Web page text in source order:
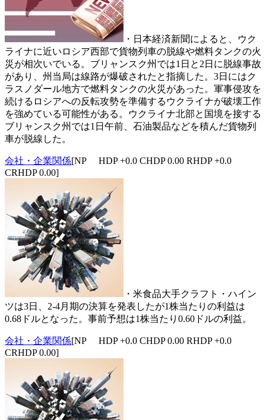
・日本経済新聞によると、ウク
ライナに近いロシア西部で貨物列車の脱線や燃料タンクの火
災が相次いでいる。ブリャンスク州では1日と2日に脱線事故
があり、州当局は線路が爆破されたと指摘した。3日にはク
ラスノダール地方で燃料タンクの火災があった。軍事侵攻を
続けるロシアへの反転攻勢を準備するウクライナが破壊工作
を強めている可能性がある。ウクライナ北部と国境を接する
ブリャンスク州では1日午前、石油製品などを積んだ貨物列
車が脱線した。
会社・企業関係[NP HDP +0.0 CHDP 0.00 RHDP +0.0
CRHDP 0.00]
・米食品大手クラフト・ハイン
ツは3日、2-4月期の決算を発表したが1株当たりの利益は
0.68ドルとなった。事前予想は1株当たり0.60ドルの利益。
会社・企業関係[NP HDP +0.0 CHDP 0.00 RHDP +0.0
CRHDP 0.00]